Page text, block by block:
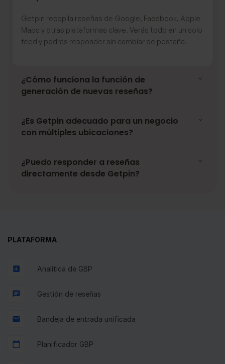
Getpin recopila reseñas de Google, Facebook, Apple
Maps y otras plataformas clave. Verás todo en un solo
feed y podrás responder sin cambiar de pestaña.
¿Cómo funciona la función de
generación de nuevas reseñas?
¿Es Getpin adecuado para un negocio
con múltiples ubicaciones?
¿Puedo responder a reseñas
directamente desde Getpin?
PLATAFORMA
Analítica de GBP
Gestión de reseñas
Bandeja de entrada unificada
Planificador GBP